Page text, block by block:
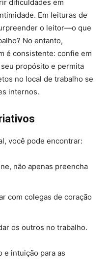
dificuldades em
Em leituras de
o leitor—o que
No entanto,
é consistente: confie em
propósito e permita
no local de trabalho se
internos.
você pode encontrar:
não apenas preencha
com colegas de coração
os outros no trabalho.
e intuição para as